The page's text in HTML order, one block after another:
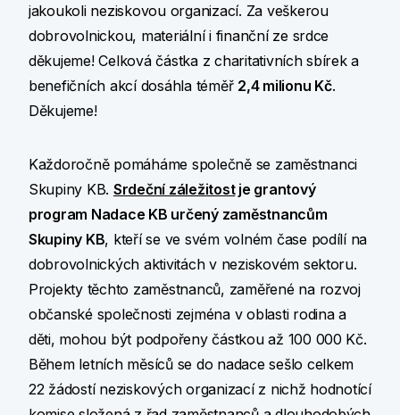
jakoukoli neziskovou organizací. Za veškerou
dobrovolnickou, materiální i finanční ze srdce
děkujeme! Celková částka z charitativních sbírek a
benefičních akcí dosáhla téměř 2,4 milionu Kč.
Děkujeme!
Každoročně pomáháme společně se zaměstnanci
Skupiny KB. Srdeční záležitostje grantový
program Nadace KB určený zaměstnancům
Skupiny KB, kteří se ve svém volném čase podílí na
dobrovolnických aktivitách v neziskovém sektoru.
Projekty těchto zaměstnanců, zaměřené na rozvoj
občanské společnosti zejména v oblasti rodina a
děti, mohou být podpořeny částkou až 100 000 Kč.
Během letních měsíců se do nadace sešlo celkem
22 žádostí neziskových organizací z nichž hodnotící